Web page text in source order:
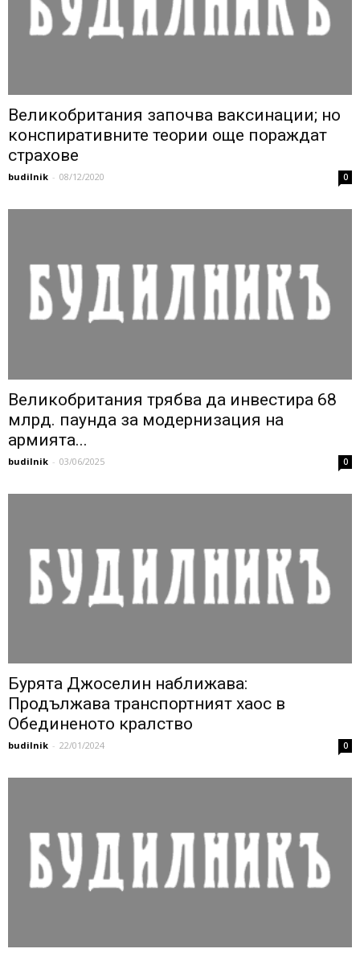
Великобритания започва ваксинации; но
конспиративните теории още пораждат
страхове
budilnik - 08/12/2020 0
Великобритания трябва да инвестира 68
млрд. паунда за модернизация на
армията...
budilnik - 03/06/2025 0
Бурята Джоселин наближава:
Продължава транспортният хаос в
Обединеното кралство
budilnik - 22/01/2024 0